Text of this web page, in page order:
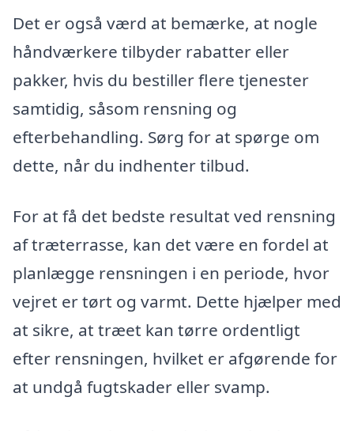
Det er også værd at bemærke, at nogle
håndværkere tilbyder rabatter eller
pakker, hvis du bestiller flere tjenester
samtidig, såsom rensning og
efterbehandling. Sørg for at spørge om
dette, når du indhenter tilbud.
For at få det bedste resultat ved rensning
af træterrasse, kan det være en fordel at
planlægge rensningen i en periode, hvor
vejret er tørt og varmt. Dette hjælper med
at sikre, at træet kan tørre ordentligt
efter rensningen, hvilket er afgørende for
at undgå fugtskader eller svamp.